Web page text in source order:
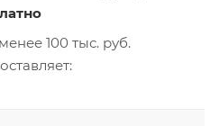
100 тыс. руб.